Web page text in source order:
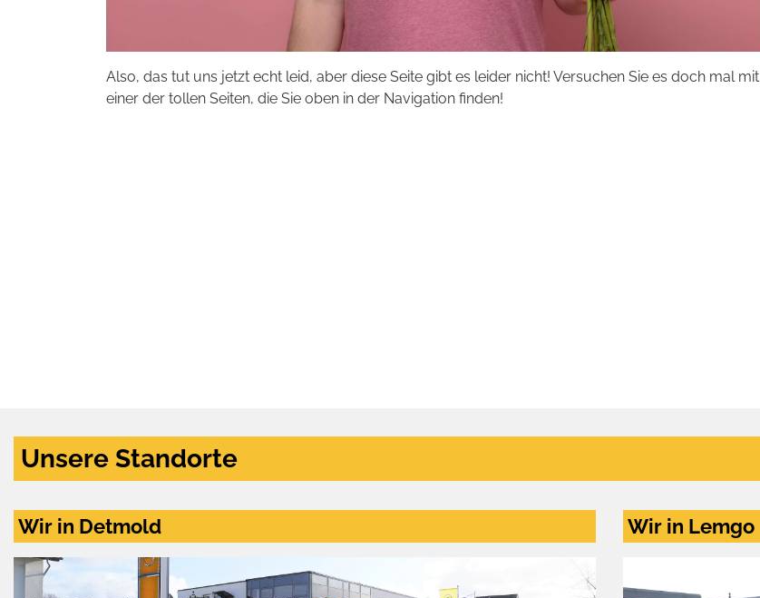
Also, das tut uns jetzt echt leid, aber diese Seite gibt es leider nicht! Versuchen Sie es doch mal mit
einer der tollen Seiten, die Sie oben in der Navigation finden!
Unsere Standorte
Wir in Detmold Wir in Lemgo